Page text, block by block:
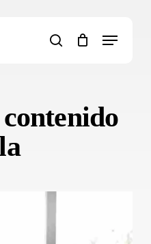
search
Menu